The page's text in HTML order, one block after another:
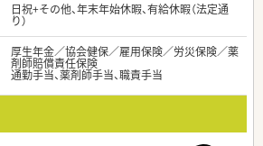
日祝+その他、年末年始休暇、有給休暇（法定通
り）
厚生年金／協会健保／雇用保険／労災保険／薬
剤師賠償責任保険
通勤手当、薬剤師手当、職責手当